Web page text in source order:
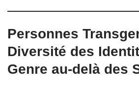
Personnes
Diversité des
Genre au-delà des